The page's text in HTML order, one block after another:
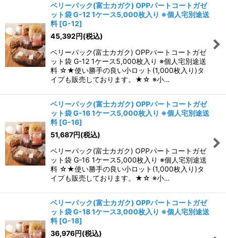
ベリーパック(富士カガク) OPPパートコートガゼ
ット袋 G-12 1ケース5,000枚入り ※個人宅別途送
料 [G-12]
45,392円(税込)
ベリーパック(富士カガク) OPPパートコートガゼ
ット袋 G-12 1ケース5,000枚入り ※個人宅別途送
料 ☆★使い勝手の良い小ロット(1,000枚入り)タ
イプも販売しております。★☆ ※小…
ベリーパック(富士カガク) OPPパートコートガゼ
ット袋 G-16 1ケース5,000枚入り ※個人宅別途送
料 [G-16]
51,687円(税込)
ベリーパック(富士カガク) OPPパートコートガゼ
ット袋 G-16 1ケース5,000枚入り ※個人宅別途送
料 ☆★使い勝手の良い小ロット(1,000枚入り)タ
イプも販売しております。★☆ ※小…
ベリーパック(富士カガク) OPPパートコートガゼ
ット袋 G-18 1ケース3,000枚入り ※個人宅別途送
料 [G-18]
36,976円(税込)